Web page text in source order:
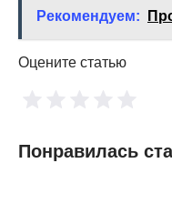
Рекомендуем:
Оцените статью
Понравилась